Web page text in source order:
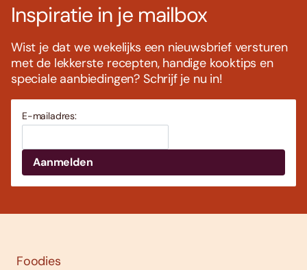
Inspiratie in je mailbox
Wist je dat we wekelijks een nieuwsbrief versturen
met de lekkerste recepten, handige kooktips en
speciale aanbiedingen? Schrijf je nu in!
E-mailadres:
Foodies